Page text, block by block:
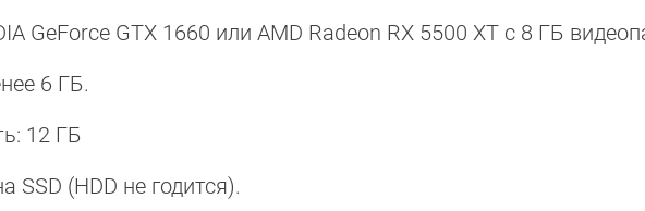
GeForce GTX 1660 или AMD Radeon RX 5500 XT с 8 ГБ
6 ГБ.
12 ГБ
SSD (HDD не годится).